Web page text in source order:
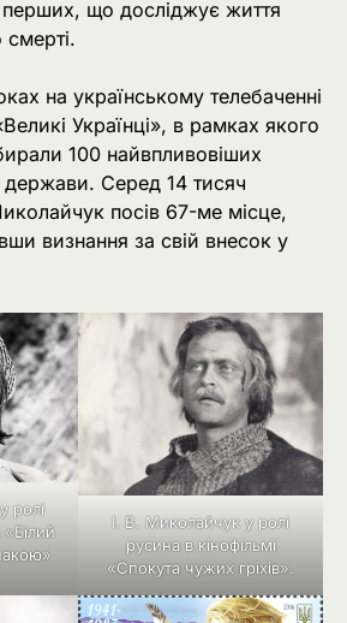
що досліджує життя
смерті.
на українському телебаченні
Українці», в рамках якого
100 найвпливовіших
держави. Серед 14 тисяч
посів 67-ме місце,
визнання за свій внесок у
ролі
«Білий
І. В. Миколайчук у ролі
русина в кінофільмі
«Спокута чужих гріхів».